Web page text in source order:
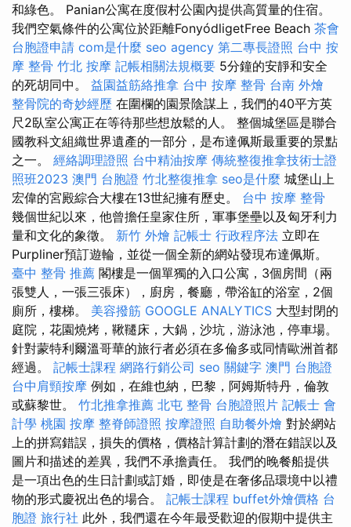
和綠色。 Panian公寓在度假村公園內提供高質量的住宿。
我們空氣條件的公寓位於距離FonyódligetFree Beach 茶會
台胞證申請 com是什麼 seo agency 第二專長證照 台中 按
摩 整骨 竹北 按摩 記帳相關法規概要 5分鐘的安靜和安全
的死胡同中。 益園益筋絡推拿 台中 按摩 整骨 台南 外燴
整骨院的奇妙經歷 在圍欄的園景陰謀上，我們的40平方英
尺2臥室公寓正在等待那些想放鬆的人。 整個城堡區是聯合
國教科文組織世界遺產的一部分，是布達佩斯最重要的景點
之一。 經絡調理證照 台中精油按摩 傳統整復推拿技術士證
照班2023 澳門 台胞證 竹北整復推拿 seo是什麼 城堡山上
宏偉的宮殿綜合大樓在13世紀擁有歷史。 台中 按摩 整骨
幾個世紀以來，他曾擔任皇家住所，軍事堡壘以及匈牙利力
量和文化的象徵。 新竹 外燴 記帳士 行政程序法 立即在
Purpliner預訂遊輪，並從一個全新的網站發現布達佩斯。
臺中 整骨 推薦 閣樓是一個單獨的入口公寓，3個房間（兩
張雙人，一張三張床），廚房，餐廳，帶浴缸的浴室，2個
廁所，樓梯。 美容撥筋 GOOGLE ANALYTICS 大型封閉的
庭院，花園燒烤，鞦韆床，大鍋，沙坑，游泳池，停車場。
針對蒙特利爾溫哥華的旅行者必須在多倫多或同情歐洲首都
經過。 記帳士課程 網路行銷公司 seo 關鍵字 澳門 台胞證
台中肩頸按摩 例如，在維也納，巴黎，阿姆斯特丹，倫敦
或蘇黎世。 竹北推拿推薦 北屯 整骨 台胞證照片 記帳士 會
計學 桃園 按摩 整脊師證照 按摩證照 自助餐外燴 對於網站
上的拼寫錯誤，損失的價格，價格計算計劃的潛在錯誤以及
圖片和描述的差異，我們不承擔責任。 我們的晚餐船提供
是一項出色的生日計劃或訂婚，即使是在奢侈品環境中以禮
物的形式慶祝出色的場合。 記帳士課程 buffet外燴價格 台
胞證 旅行社 此外，我們還在今年最受歡迎的假期中提供主